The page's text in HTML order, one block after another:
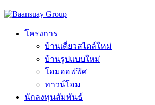
โครงการ
บ้านเดี่ยวสไตล์ใหม่
บ้านรูปแบบใหม่
โฮมออฟฟิศ
ทาวน์โฮม
นักลงทุนสัมพันธ์